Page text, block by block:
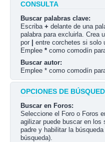
CONSULTA
Buscar palabras clave:
Escriba + delante de una
palabra para excluirla. Crea
por
entre corchetes si solo
Emplee * como comodín
Buscar autor:
Emplee * como comodín
OPCIONES DE
Buscar en Foros:
Seleccione el Foro o Foros
agilizar puede buscar en los
padre y habilitar la
búsqueda).